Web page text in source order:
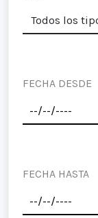
FECHA DESDE
FECHA HASTA